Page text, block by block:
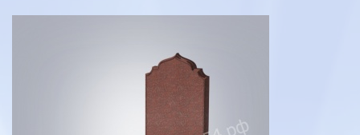
Мемориальные комплексы